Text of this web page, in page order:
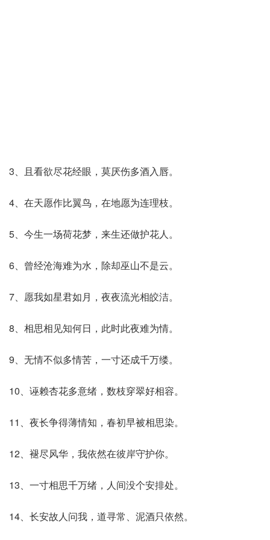
3、且看欲尽花经眼，莫厌伤多酒入唇。
4、在天愿作比翼鸟，在地愿为连理枝。
5、今生一场荷花梦，来生还做护花人。
6、曾经沧海难为水，除却巫山不是云。
7、愿我如星君如月，夜夜流光相皎洁。
8、相思相见知何日，此时此夜难为情。
9、无情不似多情苦，一寸还成千万缕。
10、诬赖杏花多意绪，数枝穿翠好相容。
11、夜长争得薄情知，春初早被相思染。
12、褪尽风华，我依然在彼岸守护你。
13、一寸相思千万绪，人间没个安排处。
14、长安故人问我，道寻常、泥酒只依然。